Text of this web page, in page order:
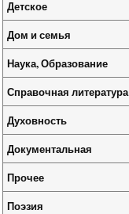
Детское
Дом и семья
Наука, Образование
Справочная литература
Духовность
Документальная
Прочее
Поэзия